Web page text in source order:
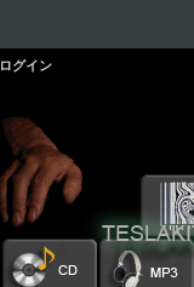
ログイン